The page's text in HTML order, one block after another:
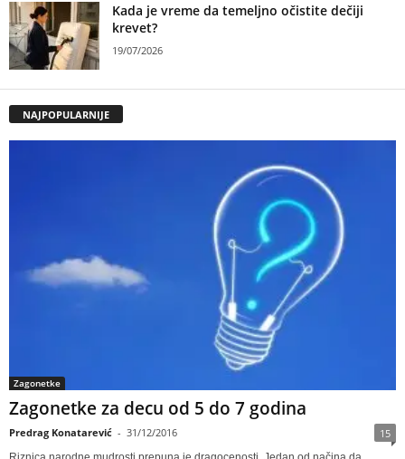
Kada je vreme da temeljno očistite dečiji
krevet?
19/07/2026
NAJPOPULARNIJE
Zagonetke
Zagonetke za decu od 5 do 7 godina
Predrag Konatarević - 31/12/2016 15